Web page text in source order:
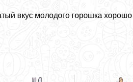
вкус молодого горошка хорошо